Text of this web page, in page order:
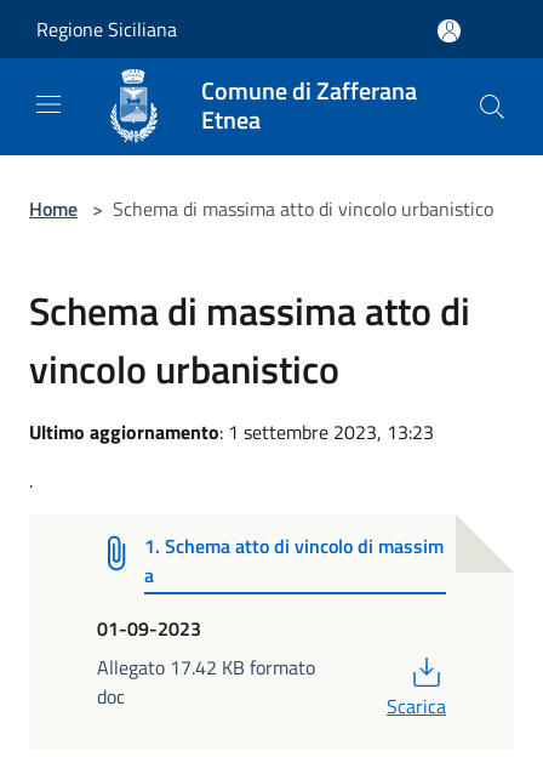
Regione Siciliana
Comune di Zafferana
Etnea
Home > Schema di massima atto di vincolo urbanistico
Schema di massima atto di
vincolo urbanistico
Ultimo aggiornamento: 1 settembre 2023, 13:23
.
1. Schema atto di vincolo di massim
a
01-09-2023
Allegato 17.42 KB formato
doc
Scarica